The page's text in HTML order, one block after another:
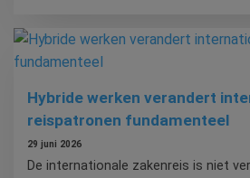
Hybride werken verandert
reispatronen fundamenteel
29 juni 2026
De internationale zakenreis is niet